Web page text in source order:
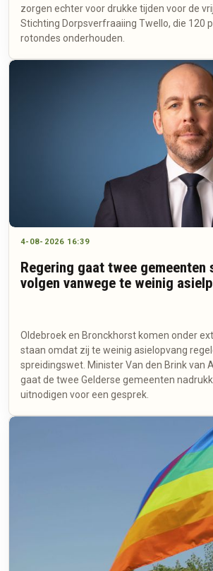
zorgen echter voor drukke tijden voor de
Stichting Dorpsverfraaiing Twello, die 120
rotondes onderhouden.
4-08-2026 16:39
Regering gaat twee gemeenten
volgen vanwege te weinig
Oldebroek en Bronckhorst komen onder
staan omdat zij te weinig asielopvang
spreidingswet. Minister Van den Brink van
gaat de twee Gelderse gemeenten
uitnodigen voor een gesprek.